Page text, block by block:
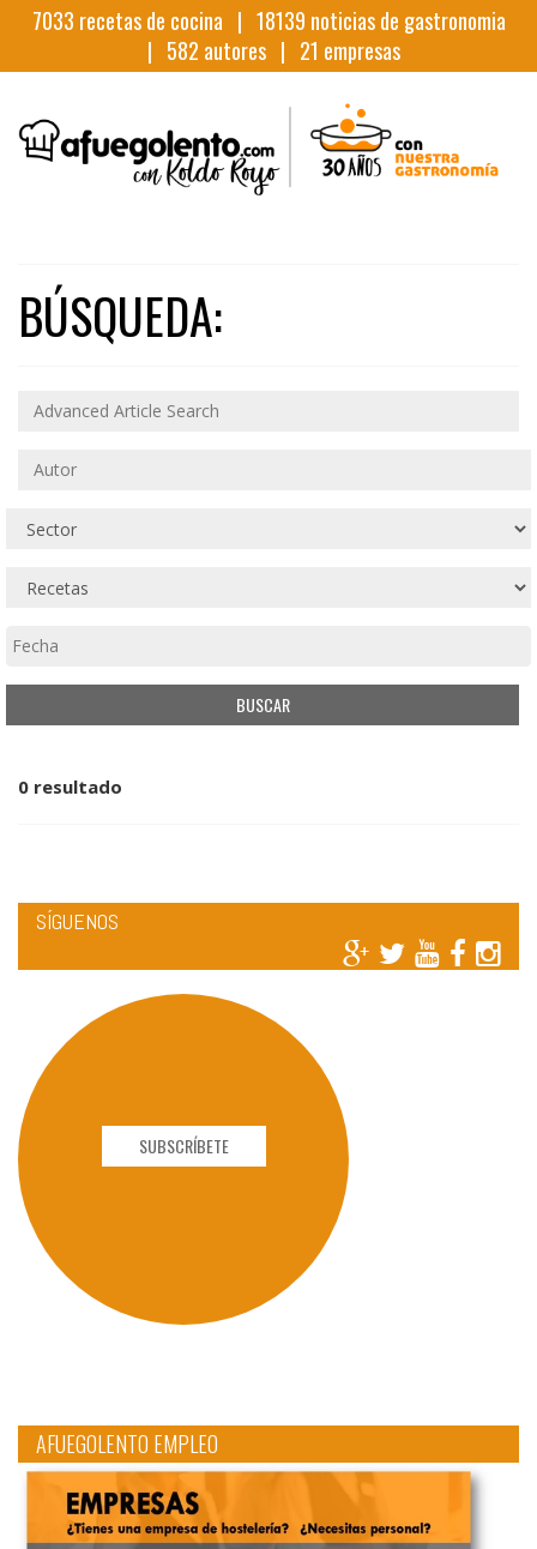
7033 recetas de cocina | 18139 noticias de gastronomia
| 582 autores | 21 empresas
BÚSQUEDA:
0 resultado
SÍGUENOS
SUBSCRÍBETE
AFUEGOLENTO EMPLEO